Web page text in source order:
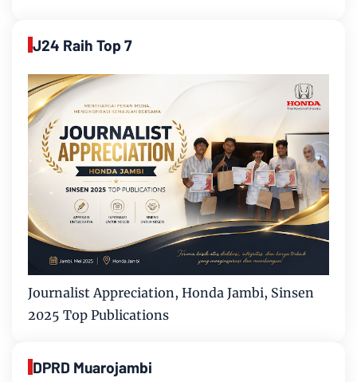
J24 Raih Top 7
Journalist Appreciation, Honda Jambi, Sinsen
2025 Top Publications
DPRD Muarojambi